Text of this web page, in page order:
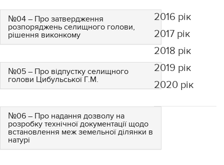
№04 – Про затвердження
розпоряджень селищного голови,
рішення виконкому
№05 – Про відпустку селищного
голови Цибульської Г.М.
№06 – Про надання дозволу на
розробку технічної документації щодо
встановлення меж земельної ділянки в
натурі
2016 рік
2017 рік
2018 рік
2019 рік
2020 рік